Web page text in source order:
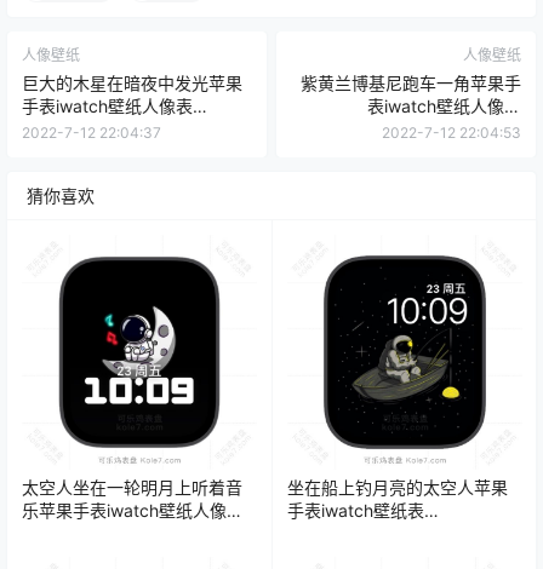
人像壁纸
巨大的木星在暗夜中发光苹果
手表iwatch壁纸人像表
盘.watchface
2022-7-12 22:04:37
人像壁纸
紫黄兰博基尼跑车一角苹果手
表iwatch壁纸人像表
盘.watchface
2022-7-12 22:04:53
猜你喜欢
太空人坐在一轮明月上听着音
乐苹果手表iwatch壁纸人像表
坐在船上钓月亮的太空人苹果
手表iwatch壁纸表